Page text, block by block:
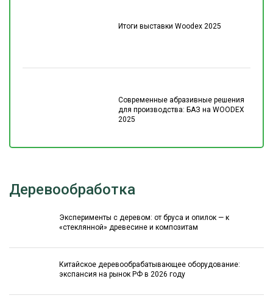
Итоги выставки Woodex 2025
Современные абразивные решения
для производства: БАЗ на WOODEX
2025
Деревообработка
Эксперименты с деревом: от бруса и опилок — к
«стеклянной» древесине и композитам
Китайское деревообрабатывающее оборудование:
экспансия на рынок РФ в 2026 году